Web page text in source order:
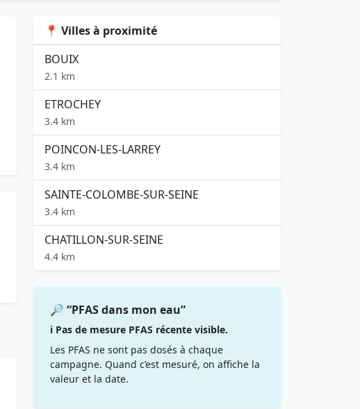
📍 Villes à proximité
BOUIX
2.1 km
ETROCHEY
3.4 km
POINCON-LES-LARREY
3.4 km
SAINTE-COLOMBE-SUR-SEINE
3.4 km
CHATILLON-SUR-SEINE
4.4 km
🔎 “PFAS dans mon eau”
ℹ️ Pas de mesure PFAS récente visible.
Les PFAS ne sont pas dosés à chaque
campagne. Quand c’est mesuré, on affiche la
valeur et la date.